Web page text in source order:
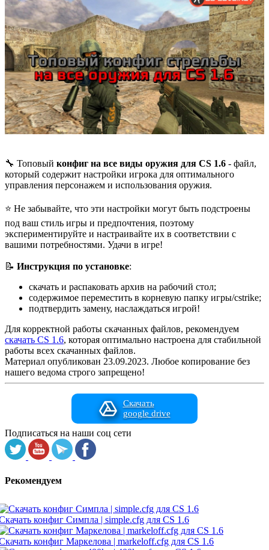
🔧 Топовый конфиг на все виды оружия для CS 1.6 - файл,
который содержит настройки игрока для оптимального
управления персонажем и использования оружия.
⭐️ Не забывайте, что эти настройки могут быть подстроены
под ваш стиль игры и предпочтения, поэтому
экспериментируйте и настраивайте их в соответствии с
вашими потребностями. Удачи в игре!
📝 Инструкция по установке:
скачать и распаковать архив на рабочий стол;
содержимое переместить в корневую папку игры/cstrike;
подтвердить замену, наслаждаться игрой!
Для корректной работы скачанных файлов, рекомендуем
скачать CS 1.6, которая оптимально настроена для стабильной
работы всех скачанных файлов.
Материал опубликован 23.09.2023. Любое копирование без
нашего ведома строго запрещено!
Скачать
google drive
Подписаться на наши соц сети
Рекомендуем
конфиг Симпла | simple.cfg для CS 1.6
конфиг Маркелова | markeloff.cfg для CS 1.6